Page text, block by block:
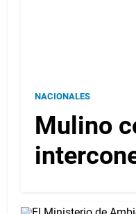
NACIONALES
Mulino